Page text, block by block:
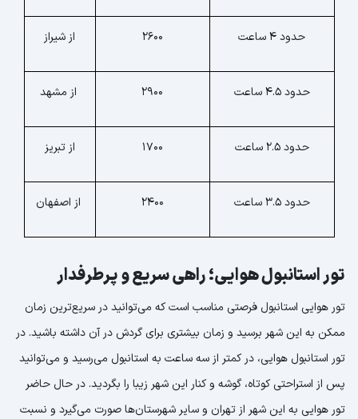
حدود ۴ ساعت 2600 از شیراز
حدود ۴.۵ ساعت 2900 از مشهد
حدود ۲.۵ ساعت 1700 از تبریز
حدود ۳.۵ ساعت 2400 از اصفهان
تور استانبول هوایی؛ راهی سریع و پرطرفدار
تور هوایی استانبول فرصتی مناسب است که می‌توانید در سریع‌ترین زمان
ممکن به این شهر برسید و زمان بیشتری برای گردش در آن داشته باشید. در
تور استانبول هوایی، در کمتر از سه ساعت به استانبول می‌رسید و می‌توانید
پس از استراحتی کوتاه، گوشه و کنار این شهر زیبا را بگردید. در حال حاضر
تور هوایی به این شهر از تهران و سایر شهرستان‌ها صورت می‌گیرد و نسبت